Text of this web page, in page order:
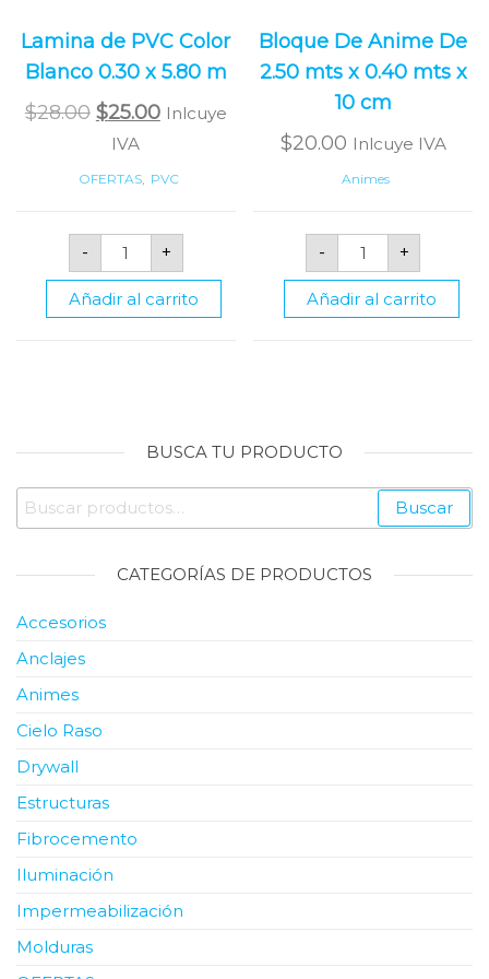
Lamina de PVC Color
Blanco 0.30 x 5.80 m
$28.00 Original
price
was:
$25.00Current
is:
Inlcuye
IVA
OFERTAS, PVC
-
Lamina
de
PVC
Color
Blanco
0.30
+
Añadir al carrito
Bloque De Anime De
2.50 mts x 0.40 mts x
10 cm
$20.00 Inlcuye IVA
Animes
-
Bloque
De
Anime
De
2.50
mts
+
Añadir al carrito
BUSCA TU PRODUCTO
Buscar
por:
Buscar
CATEGORÍAS DE PRODUCTOS
Accesorios
Anclajes
Animes
Cielo Raso
Drywall
Estructuras
Fibrocemento
Iluminación
Impermeabilización
Molduras